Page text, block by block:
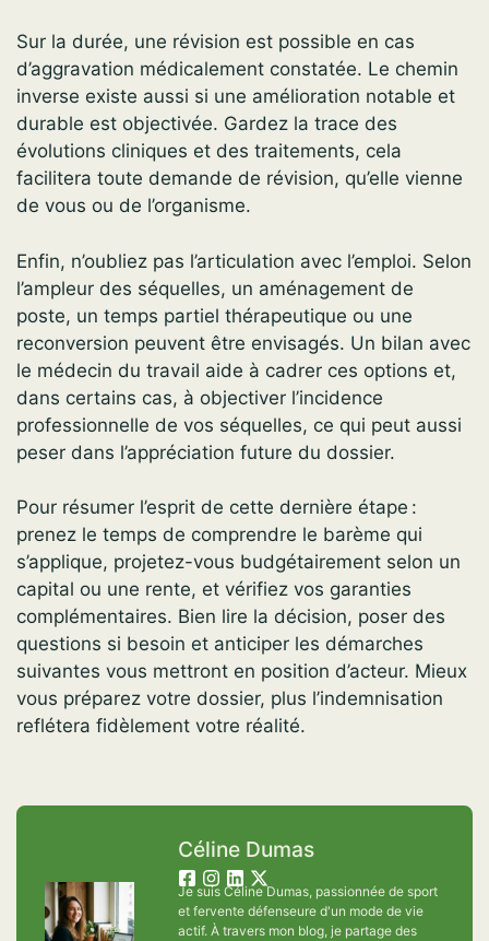
Sur la durée, une révision est possible en cas
d’aggravation médicalement constatée. Le chemin
inverse existe aussi si une amélioration notable et
durable est objectivée. Gardez la trace des
évolutions cliniques et des traitements, cela
facilitera toute demande de révision, qu’elle vienne
de vous ou de l’organisme.
Enfin, n’oubliez pas l’articulation avec l’emploi. Selon
l’ampleur des séquelles, un aménagement de
poste, un temps partiel thérapeutique ou une
reconversion peuvent être envisagés. Un bilan avec
le médecin du travail aide à cadrer ces options et,
dans certains cas, à objectiver l’incidence
professionnelle de vos séquelles, ce qui peut aussi
peser dans l’appréciation future du dossier.
Pour résumer l’esprit de cette dernière étape :
prenez le temps de comprendre le barème qui
s’applique, projetez-vous budgétairement selon un
capital ou une rente, et vérifiez vos garanties
complémentaires. Bien lire la décision, poser des
questions si besoin et anticiper les démarches
suivantes vous mettront en position d’acteur. Mieux
vous préparez votre dossier, plus l’indemnisation
reflétera fidèlement votre réalité.
Céline Dumas
Je suis Céline Dumas, passionnée de sport
et fervente défenseure d'un mode de vie
actif. À travers mon blog, je partage des